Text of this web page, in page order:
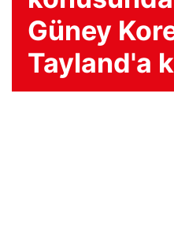
Güney
Tayland'a